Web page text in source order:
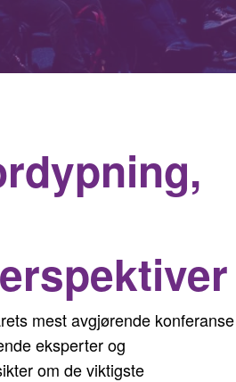
mest avgjørende konferanse
eksperter og
om de viktigste